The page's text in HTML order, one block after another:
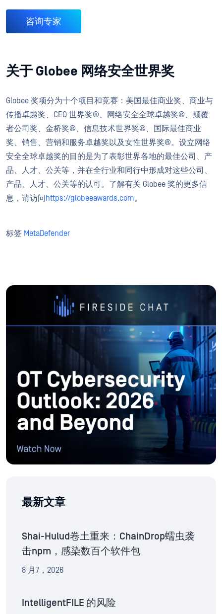
咨询专家
关于 Globee 网络安全世界奖
Globee 奖项分为十个项目和竞赛：美国最佳商业奖、商业与
传播卓越奖、CEO 世界奖®、网络安全全球卓越奖®、颠覆
者公司奖、金桥奖®、信息技术世界奖®、国际最佳商业
奖、销售、营销和服务卓越奖以及女性世界奖®。设立网络
安全全球卓越奖的目的是为了表彰世界各地的最佳公司、产
品、人才、公关等，并在全行业和同行中形成对这些公司、
产品、人才、公关等的认可。了解有关 Globee 奖的更多信
息，请访问 https://globeeawards.com。
标签 MetaDefender
最新文章
Shai-Hulud卷土重来：ChainDrop蠕虫袭
击npm，感染数百个软件包
8 月7，2026
IntelligentFILE 的风险